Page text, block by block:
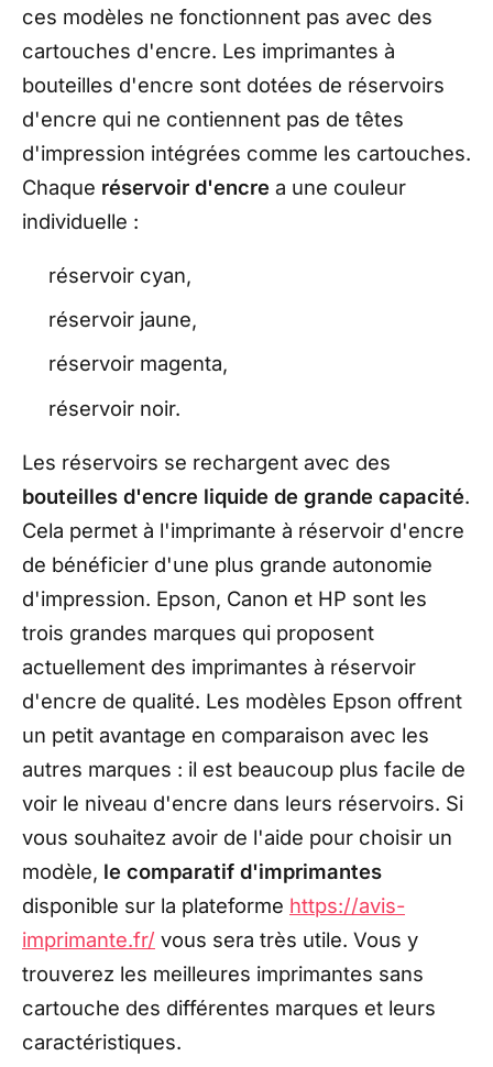
ces modèles ne fonctionnent pas avec des
cartouches d'encre. Les imprimantes à
bouteilles d'encre sont dotées de réservoirs
d'encre qui ne contiennent pas de têtes
d'impression intégrées comme les cartouches.
Chaque réservoir d'encre a une couleur
individuelle :
réservoir cyan,
réservoir jaune,
réservoir magenta,
réservoir noir.
Les réservoirs se rechargent avec des
bouteilles d'encre liquide de grande capacité.
Cela permet à l'imprimante à réservoir d'encre
de bénéficier d'une plus grande autonomie
d'impression. Epson, Canon et HP sont les
trois grandes marques qui proposent
actuellement des imprimantes à réservoir
d'encre de qualité. Les modèles Epson offrent
un petit avantage en comparaison avec les
autres marques : il est beaucoup plus facile de
voir le niveau d'encre dans leurs réservoirs. Si
vous souhaitez avoir de l'aide pour choisir un
modèle, le comparatif d'imprimantes
disponible sur la plateforme https://avis-
imprimante.fr/ vous sera très utile. Vous y
trouverez les meilleures imprimantes sans
cartouche des différentes marques et leurs
caractéristiques.